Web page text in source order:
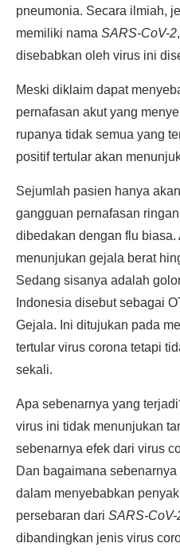
pneumonia. Secara ilmiah,
memiliki nama SARS-CoV-2
disebabkan oleh virus ini
Meski diklaim dapat
pernafasan akut yang
rupanya tidak semua yang
positif tertular akan
Sejumlah pasien hanya
gangguan pernafasan
dibedakan dengan flu biasa.
menunjukan gejala berat
Sedang sisanya adalah
Indonesia disebut sebagai
Gejala. Ini ditujukan pada
tertular virus corona tetapi
sekali.
Apa sebenarnya yang
virus ini tidak menunjukan
sebenarnya efek dari virus
Dan bagaimana
dalam menyebabkan
persebaran dari SARS-CoV-
dibandingkan jenis virus